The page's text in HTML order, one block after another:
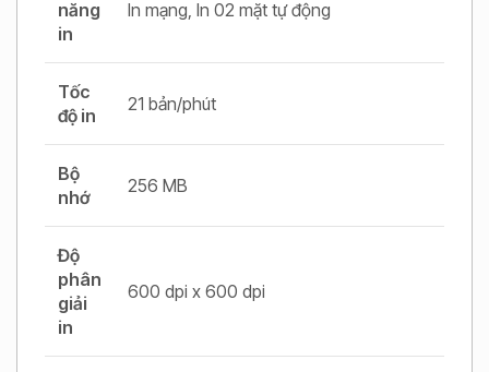
năng
in
In mạng, In 02 mặt tự động
Tốc
độ in
21 bản/phút
Bộ
nhớ
256 MB
Độ
phân
giải
in
600 dpi x 600 dpi